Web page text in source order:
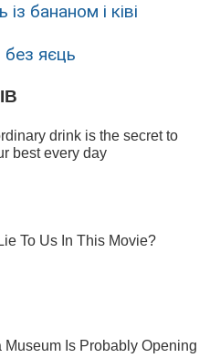
бананом і ківі
яєць